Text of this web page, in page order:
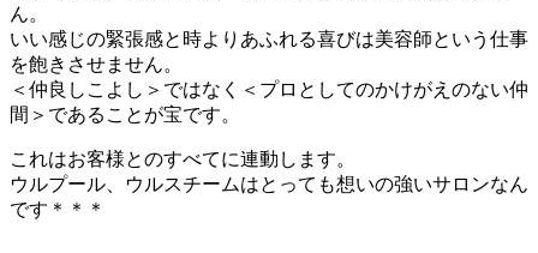
ん。
いい感じの緊張感と時よりあふれる喜びは美容師という仕事
を飽きさせません。
＜仲良しこよし＞ではなく＜プロとしてのかけがえのない仲
間＞であることが宝です。
これはお客様とのすべてに連動します。
ウルプール、ウルスチームはとっても想いの強いサロンなん
です＊＊＊